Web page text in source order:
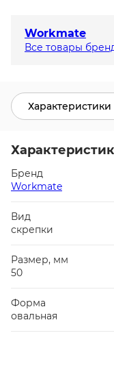
Workmate
Все товары
Характеристики
Бренд
Workmate
Вид
скрепки
Размер, мм
50
Форма
овальная